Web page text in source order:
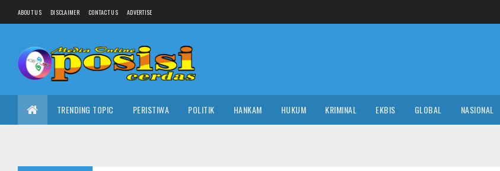
ABOUT US DISCLAIMER CONTACT US ADVERTISE
TRENDING TOPIC PERISTIWA POLITIK HANKAM HUKUM KRIMINAL EKBIS GLOBAL NASIONAL